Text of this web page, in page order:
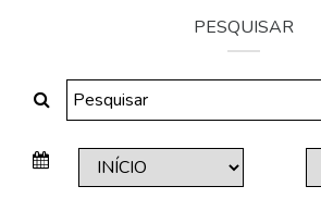
PESQUISAR